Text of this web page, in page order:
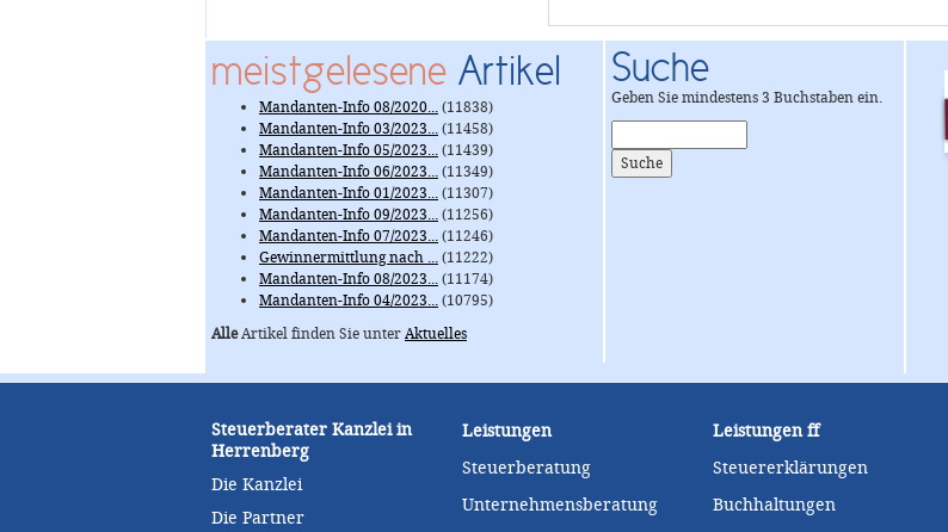
meistgelesene Artikel
Mandanten-Info 08/2020...(11838)
Mandanten-Info 03/2023...(11458)
Mandanten-Info 05/2023...(11439)
Mandanten-Info 06/2023...(11349)
Mandanten-Info 01/2023...(11307)
Mandanten-Info 09/2023...(11256)
Mandanten-Info 07/2023...(11246)
Gewinnermittlung nach ...(11222)
Mandanten-Info 08/2023...(11174)
Mandanten-Info 04/2023...(10795)
AlleArtikel finden Sie unterAktuelles
Suche
Geben Sie mindestens 3 Buchstaben ein.
Steuerberater Kanzlei in
Herrenberg
Die Kanzlei
Die Partner
Leistungen
Steuerberatung
Unternehmensberatung
Leistungenff
Steuererklärungen
Buchhaltungen